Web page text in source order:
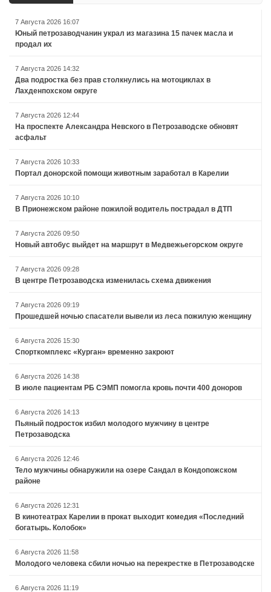
7 Августа 2026 16:07
Юный петрозаводчанин украл из магазина 15 пачек масла и
продал их
7 Августа 2026 14:32
Два подростка без прав столкнулись на мотоциклах в
Лахденпохском округе
7 Августа 2026 12:44
На проспекте Александра Невского в Петрозаводске обновят
асфальт
7 Августа 2026 10:33
Портал донорской помощи животным заработал в Карелии
7 Августа 2026 10:10
В Прионежском районе пожилой водитель пострадал в ДТП
7 Августа 2026 09:50
Новый автобус выйдет на маршрут в Медвежьегорском округе
7 Августа 2026 09:28
В центре Петрозаводска изменилась схема движения
7 Августа 2026 09:19
Прошедшей ночью спасатели вывели из леса пожилую женщину
6 Августа 2026 15:30
Спорткомплекс «Курган» временно закроют
6 Августа 2026 14:38
В июле пациентам РБ СЭМП помогла кровь почти 400 доноров
6 Августа 2026 14:13
Пьяный подросток избил молодого мужчину в центре
Петрозаводска
6 Августа 2026 12:46
Тело мужчины обнаружили на озере Сандал в Кондопожском
районе
6 Августа 2026 12:31
В кинотеатрах Карелии в прокат выходит комедия «Последний
богатырь. Колобок»
6 Августа 2026 11:58
Молодого человека сбили ночью на перекрестке в Петрозаводске
6 Августа 2026 11:19